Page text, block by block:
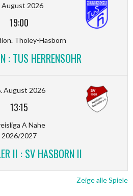
August 2026
19:00
Tholey-Hasborn
: TUS HERRENSOHR
August 2026
13:15
A Nahe
2026/2027
II : SV HASBORN II
Zeige alle Spiele